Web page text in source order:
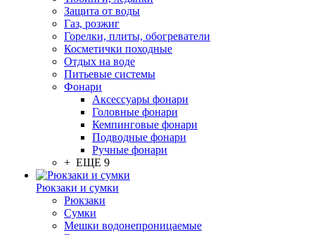
Защита от воды
Газ, розжиг
Горелки, плиты, обогреватели
Косметички походные
Отдых на воде
Питьевые системы
Фонари
Аксессуары фонари
Головные фонари
Кемпинговые фонари
Подводные фонари
Ручные фонари
+ ЕЩЕ 9
Рюкзаки и сумки
Рюкзаки
Сумки
Мешки водонепроницаемые